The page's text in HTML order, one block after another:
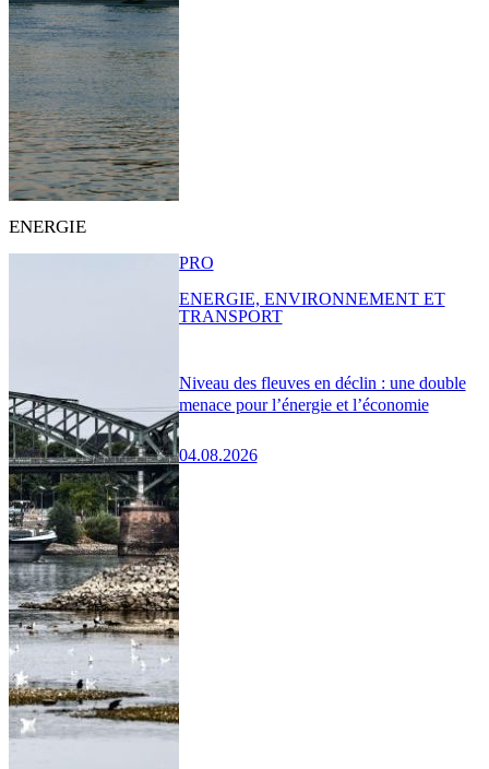
ENERGIE
Niveau des fleuves en déclin : une double
menace pour l’énergie et l’économie
04.08.2026
PRO
ENERGIE, ENVIRONNEMENT ET
TRANSPORT